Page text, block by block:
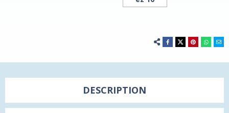
DESCRIPTION